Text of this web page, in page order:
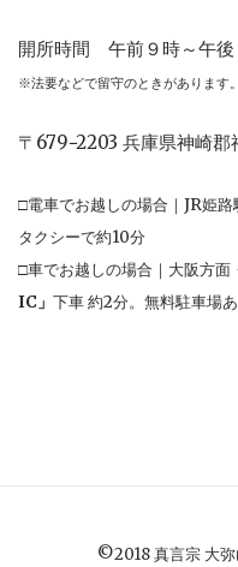
開所時間 午前９時～午後
※法要などで留守のときがあります
〒679−2203 兵庫県神崎
□電車でお越しの場合｜JR姫路
タクシーで約10分
□車でお越しの場合｜大阪方面
IC」 下車 約2分。無料駐車場
©️2018 真言宗 大弥